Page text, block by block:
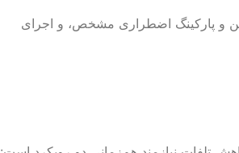
و پارکینگ اضطراری مشخص، و اجرای